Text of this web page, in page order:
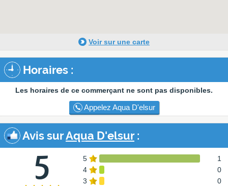
Voir sur une carte
Horaires :
Les horaires de ce commerçant ne sont pas disponibles.
Appelez Aqua D'elsur
Avis surAqua D'elsur:
5 5
1
4
0
3
0